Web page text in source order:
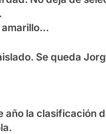
amarillo…
Se queda
año la clasificación